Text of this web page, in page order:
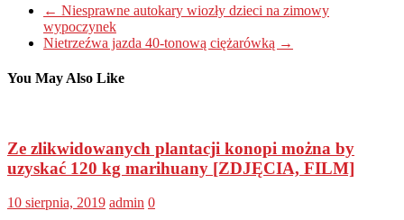
← Niesprawne autokary wiozły dzieci na zimowy
wypoczynek
Nietrzeźwa jazda 40-tonową ciężarówką →
You May Also Like
Ze zlikwidowanych plantacji konopi można by
uzyskać 120 kg marihuany [ZDJĘCIA, FILM]
10 sierpnia, 2019 admin 0